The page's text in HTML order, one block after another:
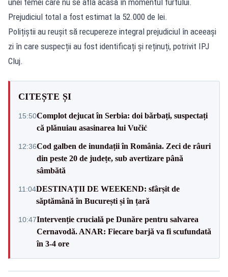
Prejudiciul total a fost estimat la 52.000 de lei.
Polițiștii au reușit să recupereze integral prejudiciul în aceeași
zi în care suspecții au fost identificați și reținuți, potrivit IPJ
Cluj.
CITEȘTE ȘI
15:50Complot dejucat în Serbia: doi bărbați, suspectați
că plănuiau asasinarea lui Vučić
12:36Cod galben de inundații în România. Zeci de râuri
din peste 20 de județe, sub avertizare până
sâmbătă
11:04DESTINAȚII DE WEEKEND: sfârșit de
săptămână în București și în țară
10:47Intervenție crucială pe Dunăre pentru salvarea
Cernavodă. ANAR: Fiecare barjă va fi scufundată
în 3-4 ore